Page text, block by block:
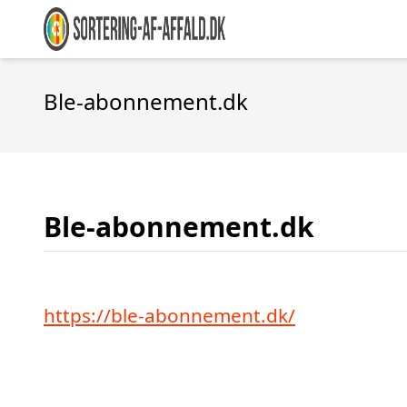
Ble-abonnement.dk
Ble-abonnement.dk
https://ble-abonnement.dk/